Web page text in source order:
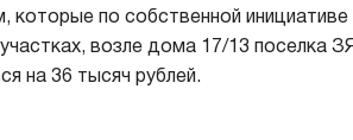
которые по собственной
возле дома 17/13 поселка
на 36 тысяч рублей.